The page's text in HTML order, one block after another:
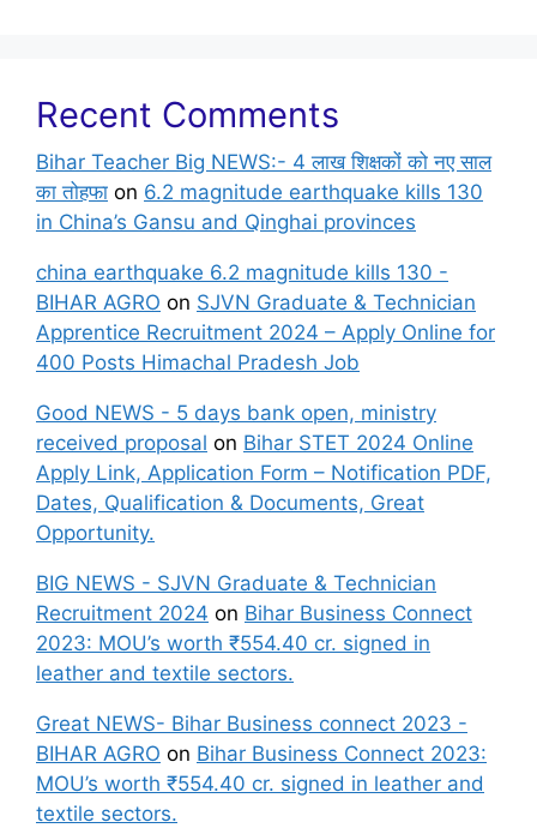
Recent Comments
Bihar Teacher Big NEWS:- 4 लाख शिक्षकों को नए साल
का तोहफा on 6.2 magnitude earthquake kills 130
in China’s Gansu and Qinghai provinces
china earthquake 6.2 magnitude kills 130 -
BIHAR AGRO on SJVN Graduate & Technician
Apprentice Recruitment 2024 – Apply Online for
400 Posts Himachal Pradesh Job
Good NEWS - 5 days bank open, ministry
received proposal on Bihar STET 2024 Online
Apply Link, Application Form – Notification PDF,
Dates, Qualification & Documents, Great
Opportunity.
BIG NEWS - SJVN Graduate & Technician
Recruitment 2024 on Bihar Business Connect
2023: MOU’s worth ₹554.40 cr. signed in
leather and textile sectors.
Great NEWS- Bihar Business connect 2023 -
BIHAR AGRO on Bihar Business Connect 2023:
MOU’s worth ₹554.40 cr. signed in leather and
textile sectors.